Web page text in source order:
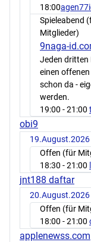
18:00
Spieleabend
Mitglieder)
9naga-
Jeden dritten
einen offenen
schon da -
werden.
19:00 - 21:00
obi9
19.August.2026
Offen (für
18:30 - 21:00
jnt188 daftar
20.August.2026
Offen (für
18:00 - 21:00
applenewss.com